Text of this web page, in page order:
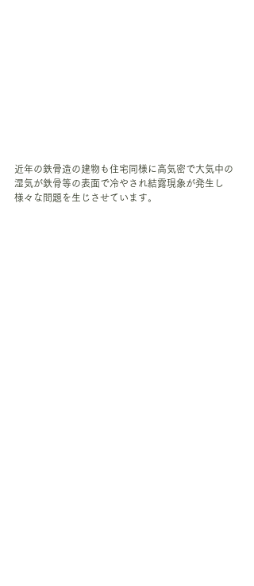
近年の鉄骨造の建物も住宅同様に高気密で大気中の
湿気が鉄骨等の表面で冷やされ結露現象が発生し
様々な問題を生じさせています。